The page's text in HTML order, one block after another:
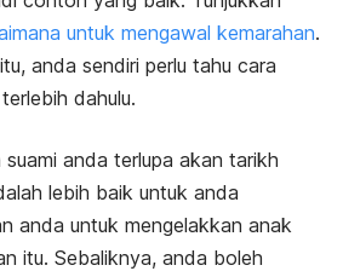
untuk mengawal kemarahan.
anda sendiri perlu tahu cara
dahulu.
anda terlupa akan tarikh
lebih baik untuk anda
anda untuk mengelakkan anak
itu. Sebaliknya, anda boleh